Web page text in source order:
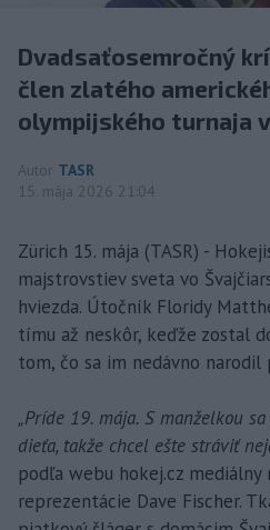
Dvadsaťosemročný
člen zlatého
olympijského turnaja
Autor TASR
15. mája 2026 21:04
Zürich 15. mája (TASR) -
majstrovstiev sveta vo
hviezda. Útočník Floridy
tímu až neskôr, keďže zostal
tom, čo sa im nedávno narodil
„Príde 19. mája. S manželkou
dieťa, takže chcel ešte stráviť
podľa webu hokej.cz mediálny
reprezentácie Dave Fischer.